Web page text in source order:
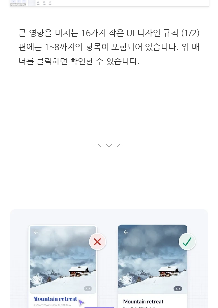
큰 영향을 미치는 16가지 작은 UI 디자인 규칙 (1/2)
편에는 1~8까지의 항목이 포함되어 있습니다. 위 배
너를 클릭하면 확인할 수 있습니다.